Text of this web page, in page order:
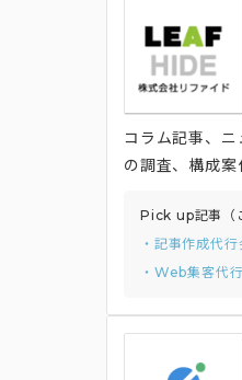
コラム記事、
の調査、構成
Pick up記事（
・記事作成代
・Web集客代